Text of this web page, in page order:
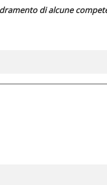
di alcune